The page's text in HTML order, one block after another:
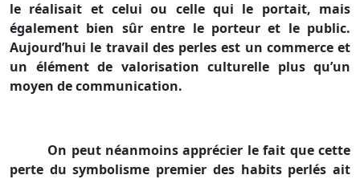
le réalisait et celui ou celle qui le portait, mais
également bien sûr entre le porteur et le public.
Aujourd’hui le travail des perles est un commerce et
un élément de valorisation culturelle plus qu’un
moyen de communication.
On peut néanmoins apprécier le fait que cette
perte du symbolisme premier des habits perlés ait